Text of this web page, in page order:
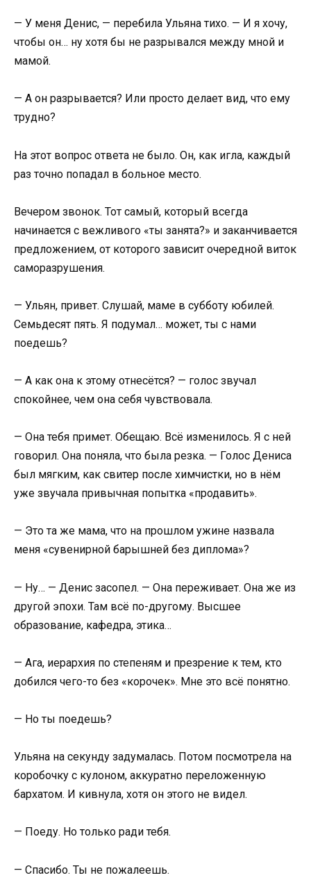
— У меня Денис, — перебила Ульяна тихо. — И я хочу,
чтобы он… ну хотя бы не разрывался между мной и
мамой.
— А он разрывается? Или просто делает вид, что ему
трудно?
На этот вопрос ответа не было. Он, как игла, каждый
раз точно попадал в больное место.
Вечером звонок. Тот самый, который всегда
начинается с вежливого «ты занята?» и заканчивается
предложением, от которого зависит очередной виток
саморазрушения.
— Ульян, привет. Слушай, маме в субботу юбилей.
Семьдесят пять. Я подумал… может, ты с нами
поедешь?
— А как она к этому отнесётся? — голос звучал
спокойнее, чем она себя чувствовала.
— Она тебя примет. Обещаю. Всё изменилось. Я с ней
говорил. Она поняла, что была резка. — Голос Дениса
был мягким, как свитер после химчистки, но в нём
уже звучала привычная попытка «продавить».
— Это та же мама, что на прошлом ужине назвала
меня «сувенирной барышней без диплома»?
— Ну… — Денис засопел. — Она переживает. Она же из
другой эпохи. Там всё по-другому. Высшее
образование, кафедра, этика…
— Ага, иерархия по степеням и презрение к тем, кто
добился чего-то без «корочек». Мне это всё понятно.
— Но ты поедешь?
Ульяна на секунду задумалась. Потом посмотрела на
коробочку с кулоном, аккуратно переложенную
бархатом. И кивнула, хотя он этого не видел.
— Поеду. Но только ради тебя.
— Спасибо. Ты не пожалеешь.